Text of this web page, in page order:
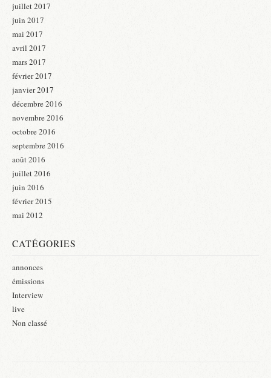
juillet 2017
juin 2017
mai 2017
avril 2017
mars 2017
février 2017
janvier 2017
décembre 2016
novembre 2016
octobre 2016
septembre 2016
août 2016
juillet 2016
juin 2016
février 2015
mai 2012
CATÉGORIES
annonces
émissions
Interview
live
Non classé